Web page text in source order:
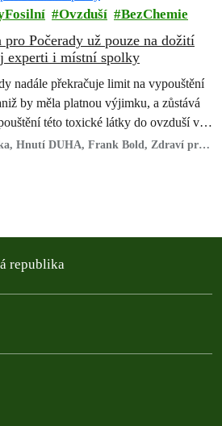
Ovzduší BezChemie
Počerady už pouze na dožití
experti i místní spolky
nadále překračuje limit na vypouštění
by měla platnou výjimku, a zůstává
této toxické látky do ovzduší v
Hnutí DUHA, Frank Bold, Zdraví pro
republika